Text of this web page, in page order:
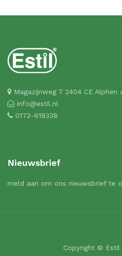
Magazijnweg 7 2404 CE Alphen
info@estil.nl
0172-619338
Nieuwsbrief
meld aan om ons nieuwsbrief te
Copyright © Estil